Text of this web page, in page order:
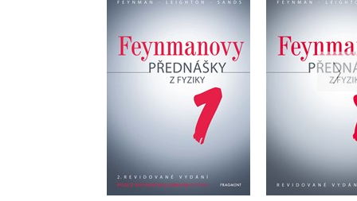
Feynmanovy
přednášky z fyziky -
2. revidované vydání
- 1. díl
Richard Feynman
Do košíku
1 299 Kč
1 039 Kč
přednášky
Richard
Do
1 039 Kč